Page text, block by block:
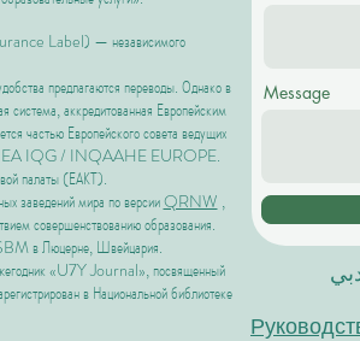
Label) — независимого
предлагаются переводы. Однако в
система, аккредитованная Европейским
частьюЕвропейского совета ведущих
IQG / INQAAHE EUROPE.
палаты (ЕАКТ).
заведений мира по версииQRNW ,
совершенствованию образования.
вЛюцерне, Швейцария.
«U7Y Journal», посвященный
в Национальной библиотеке
Message